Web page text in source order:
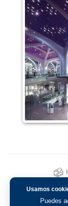
Usamos
Puedes